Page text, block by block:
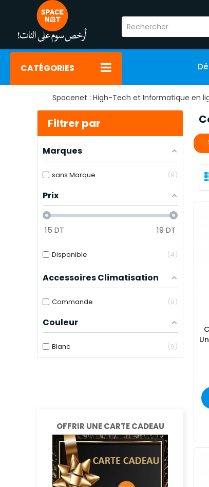
CATÉGORIES
Spacenet : High-Tech et Informatique en
Filtrer par
Marques
sans Marque 9
Prix
15 DT 19 DT
Disponible 4
Accessoires Climatisation
Commande 9
Couleur
Blanc 9
OFFRIR UNE CARTE CADEAU